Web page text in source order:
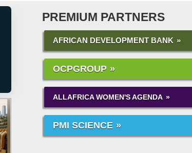
PREMIUM PARTNERS
AFRICAN DEVELOPMENT BANK
OCPGROUP
ALLAFRICA WOMEN'S AGENDA
PMI SCIENCE